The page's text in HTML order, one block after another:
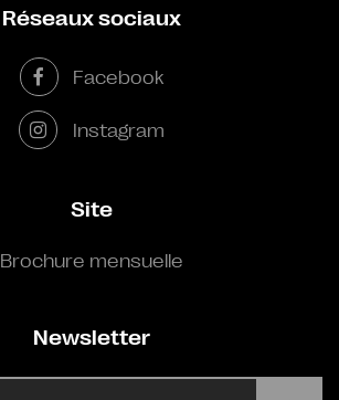
Réseaux sociaux
Facebook
Instagram
Site
Brochure mensuelle
Newsletter